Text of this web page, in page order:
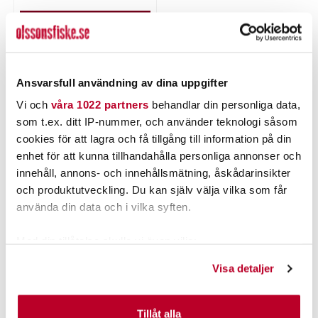
Ansvarsfull användning av dina uppgifter
Vi och våra 1022 partners behandlar din personliga data,
som t.ex. ditt IP-nummer, och använder teknologi såsom
cookies för att lagra och få tillgång till information på din
enhet för att kunna tillhandahålla personliga annonser och
innehåll, annons- och innehållsmätning, åskådarinsikter
och produktutveckling. Du kan själv välja vilka som får
använda din data och i vilka syften.
Identifiera din enhet genom att aktivt skanna den för
specifika kännetecken (fingeravtryck)
Visa detaljer
Tillåt alla
LÄGG I VARUKORGEN
PRODUKTBESKRIVNING
POPULÄRT JUST NU